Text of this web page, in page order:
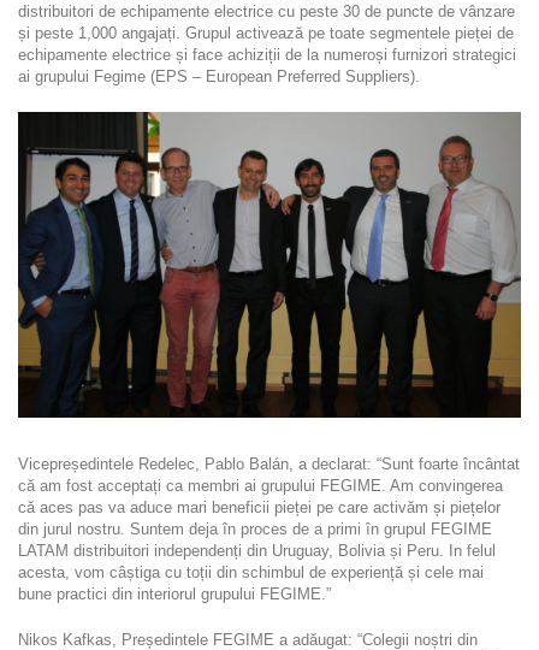
distribuitori de echipamente electrice cu peste 30 de puncte de vânzare
și peste 1,000 angajați. Grupul activează pe toate segmentele pieței de
echipamente electrice și face achiziții de la numeroși furnizori strategici
ai grupului Fegime (EPS – European Preferred Suppliers).
Vicepreședintele Redelec, Pablo Balán, a declarat: “Sunt foarte încântat
că am fost acceptați ca membri ai grupului FEGIME. Am convingerea
că aces pas va aduce mari beneficii pieței pe care activăm și piețelor
din jurul nostru. Suntem deja în proces de a primi în grupul FEGIME
LATAM distribuitori independenți din Uruguay, Bolivia și Peru. In felul
acesta, vom câștiga cu toții din schimbul de experiență și cele mai
bune practici din interiorul grupului FEGIME.”
Nikos Kafkas, Președintele FEGIME a adăugat: “Colegii noștri din